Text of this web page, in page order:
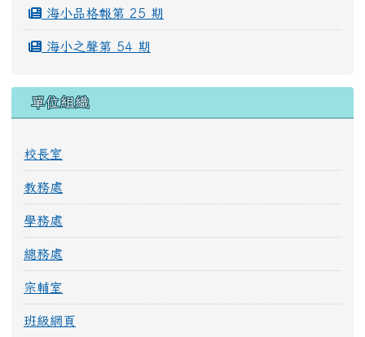
海小品格報第 25 期
海小之聲第 54 期
單位組織
校長室
教務處
學務處
總務處
宗輔室
班級網頁